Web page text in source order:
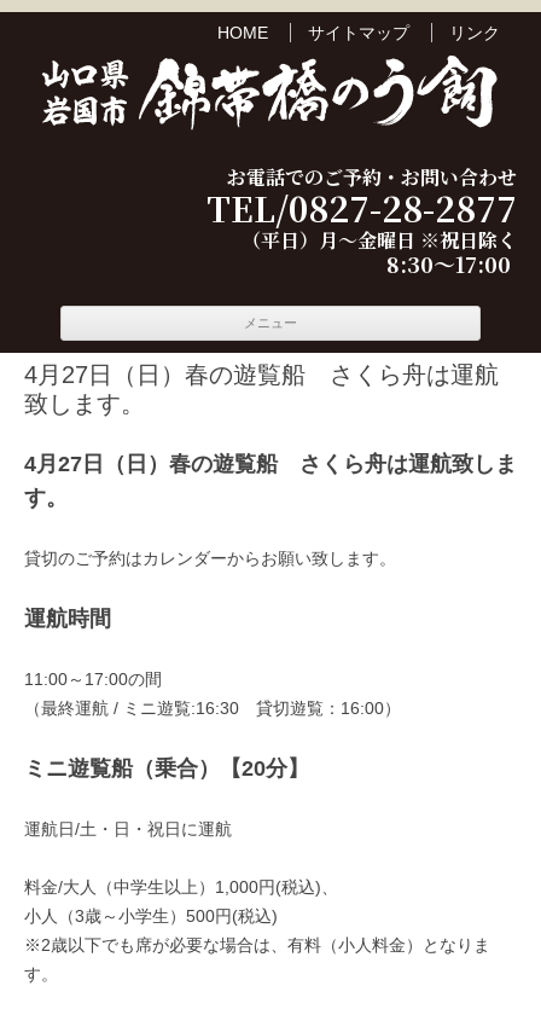
HOME サイトマップ リンク
お電話でのご予約・お問い合わせ
TEL/0827-28-2877
（平日）月～金曜日 ※祝日除く
8:30～17:00
メニュー
4月27日（日）春の遊覧船 さくら舟は運航
致します。
4月27日（日）春の遊覧船 さくら舟は運航致しま
す。
貸切のご予約はカレンダーからお願い致します。
運航時間
11:00～17:00の間
（最終運航 / ミニ遊覧:16:30 貸切遊覧：16:00）
ミニ遊覧船（乗合）【20分】
運航日/土・日・祝日に運航
料金/大人（中学生以上）1,000円(税込)、
小人（3歳～小学生）500円(税込)
※2歳以下でも席が必要な場合は、有料（小人料金）となりま
す。